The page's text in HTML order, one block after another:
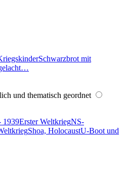
Schwarzbrot mit
und thematisch geordnet
1939Erster WeltkriegNS-
Shoa, HolocaustU-Boot und